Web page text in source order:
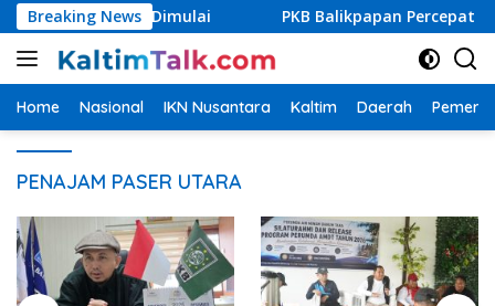
Langsung
ke
konten
Breaking News
Segera Dimulai PKB Balikpapan Percepat
Home Nasional IKN Nusantara Kaltim Daerah
PENAJAM PASER UTARA